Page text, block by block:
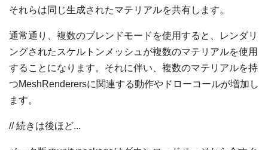
それらは同じ生成されたマテリアルを共有します。
通常通り、複数のブレンドモードを使用すると、レンダリ
ングされたスケルトンメッシュが複数のマテリアルを使用
することになります。それに伴い、複数のマテリアルを持
つMeshRenderersに関連する動作やドローコールが増加し
ます。
// 続きは後ほど...